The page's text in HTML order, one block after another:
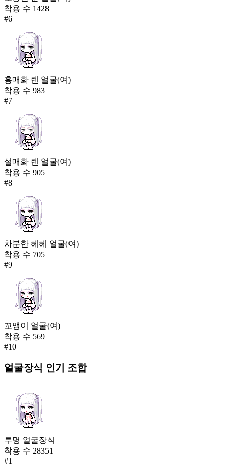
착용 수 1428
#6
홍매화 렌 얼굴(여)
착용 수 983
#7
설매화 렌 얼굴(여)
착용 수 905
#8
차분한 헤헤 얼굴(여)
착용 수 705
#9
꼬맹이 얼굴(여)
착용 수 569
#10
얼굴장식 인기 조합
투명 얼굴장식
착용 수 28351
#1